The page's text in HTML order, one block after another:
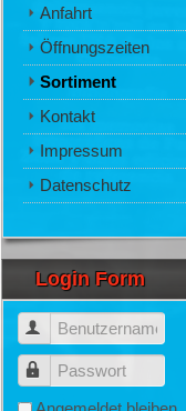
Anfahrt
Öffnungszeiten
Sortiment
Kontakt
Impressum
Datenschutz
Login Form
Benutzername
Passwort